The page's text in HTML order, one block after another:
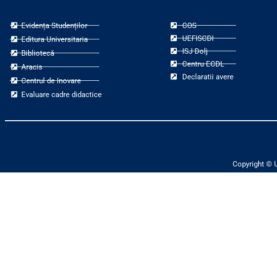
Evidența Studenților
Editura Universitaria
Bibliotecă
Aracis
Centrul de Inovare
Evaluare cadre didactice
COS
UEFISCDI
ISJ Dolj
Centru ECDL
Declaratii avere
Copyright ©